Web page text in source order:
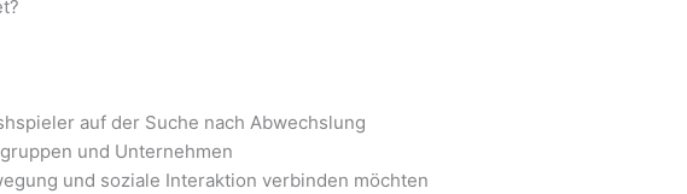
auf der Suche nach Abwechslung
und Unternehmen
und soziale Interaktion verbinden möchten